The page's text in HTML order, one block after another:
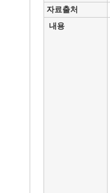
자료출처
내용